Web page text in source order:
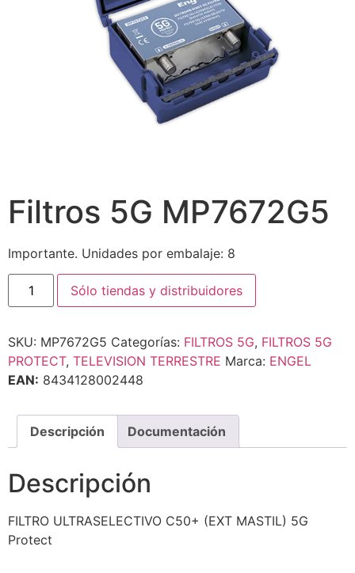
Filtros 5G MP7672G5
Importante. Unidades por embalaje: 8
Sólo tiendas y distribuidores
SKU: MP7672G5 Categorías: FILTROS 5G, FILTROS 5G
PROTECT, TELEVISION TERRESTRE Marca: ENGEL
EAN: 8434128002448
Descripción Documentación
Descripción
FILTRO ULTRASELECTIVO C50+ (EXT MASTIL) 5G
Protect